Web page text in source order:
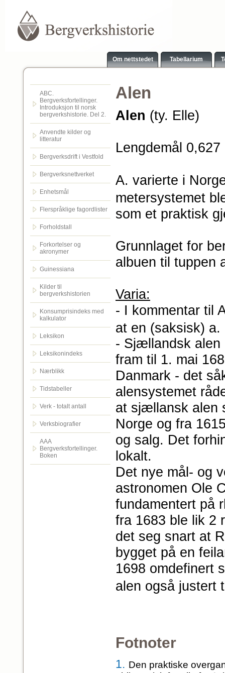
Om nettstedet Tabellarium
ABC.
Bergverksfortellinger.
Introduksjon til norsk
bergverkshistorie. Del 2.
Anvendte kilder og
litteratur
Bergverksdrift i Vestfold
Bergverksnettverket
Enhetsmål
Flerspråklige fagordlister
Forholdstall
Forkortelser og
akronymer
Guinessiana
Kilder til
bergverkshistorien
Konsumprisindeks med
kalkulator
Leksikon
Leksikonindeks
Nærblikk
Tidstabeller
Verk - totalt antall
Verksbiografier
AAA
Bergverksfortellinger.
Boken
Alen
Alen (ty. Elle)
Lengdemål
A. varierte i
metersystemet
som et praktisk
Grunnlaget for
albuen til tuppen
Varia:
- I kommentar til
at en (saksisk)
- Sjællandsk alen
fram til 1. mai
Danmark - det
alensystemet
at sjællansk alen
Norge og fra
og salg. Det
lokalt.
Det nye mål- og
astronomen Ole
fundamentert på
fra 1683 ble lik 2
det seg snart at
bygget på en
1698 omdefinert
alen også justert
Fotnoter
1. Den praktiske